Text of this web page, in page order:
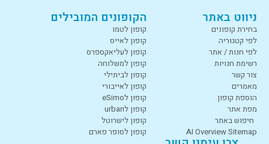
ניווט באתר
בחירת קופונים
לפי קטגוריה
לפי חנות / אתר
רשימת חנויות
צור קשר
מאמרים
הוספת קופון
מפת אתר
חיפוש באתר
AI Overview Sitemap
הקופונים המובילים
קופון לטמו
קופון לאייס
קופון לעליאקספרס
קופון למשלוחה
קופון לביתילי
קופון לאייבורי
קופון לeSimo
קופון לurban
קופון לישרוטל
קופון לסופר פארם